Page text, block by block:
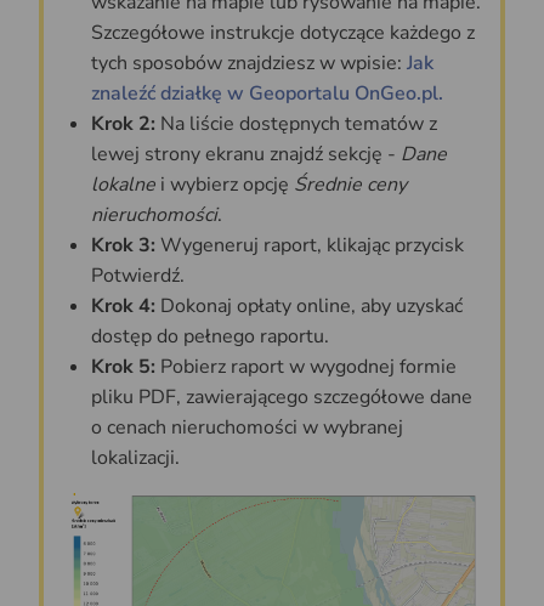
Szczegółowe instrukcje dotyczące każdego z
tych sposobów znajdziesz w wpisie: Jak
znaleźć działkę w Geoportalu OnGeo.pl.
Krok 2: Na liście dostępnych tematów z
lewej strony ekranu znajdź sekcję - Dane
lokalne i wybierz opcję Średnie ceny
nieruchomości.
Krok 3: Wygeneruj raport, klikając przycisk
Potwierdź.
Krok 4: Dokonaj opłaty online, aby uzyskać
dostęp do pełnego raportu.
Krok 5: Pobierz raport w wygodnej formie
pliku PDF, zawierającego szczegółowe dane
o cenach nieruchomości w wybranej
lokalizacji.